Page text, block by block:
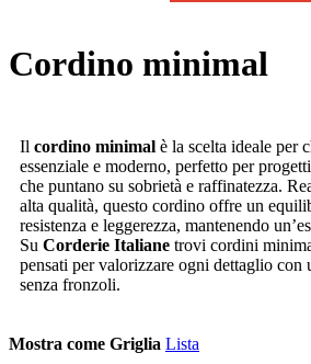
Cordino minimal
Il cordino minimal è la scelta ideale per
essenziale e moderno, perfetto per
che puntano su sobrietà e raffinatezza.
alta qualità, questo cordino offre un
resistenza e leggerezza, mantenendo
Su Corderie Italiane trovi cordini
pensati per valorizzare ogni dettaglio con
senza fronzoli.
Mostra come Griglia Lista